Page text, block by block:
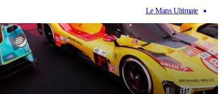
Le Mans Ultimate